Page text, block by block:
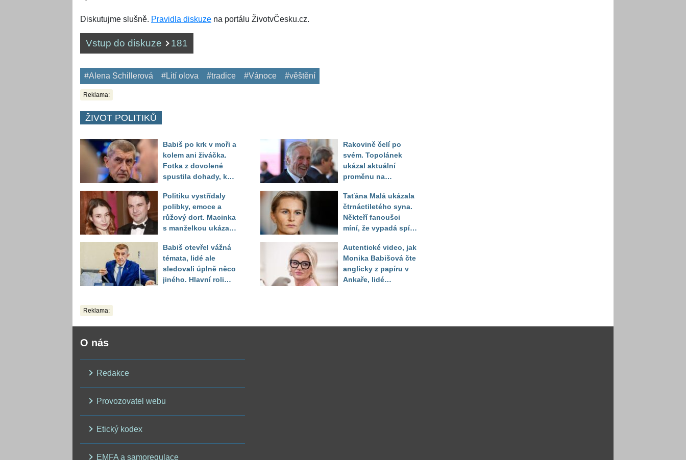
Diskutujme slušně. Pravidla diskuze na portálu ŽivotvČesku.cz.
Vstup do diskuze 181
#Alena Schillerová #Lití olova #tradice #Vánoce #věštění
Reklama:
ŽIVOT POLITIKŮ
Babiš po krk v moři a
kolem ani živáčka.
Fotka z dovolené
spustila dohady, kde
Politiku vystřídaly
polibky, emoce a
růžový dort. Macinka
s manželkou ukázali
dcery
Babiš otevřel vážná
témata, lidé ale
sledovali úplně něco
jiného. Hlavní roli
Rakovině čelí po
svém. Topolánek
ukázal aktuální
proměnu na
nadhledem popsal
další chemoterapii
Taťána Malá ukázala
čtrnáctiletého syna.
Někteří fanoušci
míní, že vypadá spíš
Autentické video, jak
Monika Babišová čte
anglicky z papíru v
Ankaře, lidé
Reklama:
O nás
Redakce
Provozovatel webu
Etický kodex
EMFA a samoregulace